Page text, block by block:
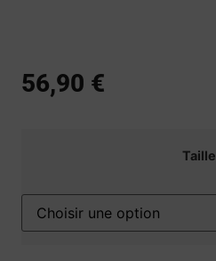
56,90 €
Taille